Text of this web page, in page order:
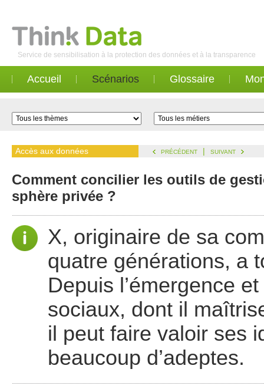
Service de sensibilisation à la protection des données et à la transparence
Accueil Scénarios Glossaire
Accès aux données PRÉCÉDENT | SUIVANT
Comment concilier les outils de
sphère privée ?
X, originaire de sa
quatre générations, a
Depuis l’émergence
sociaux, dont il
il peut faire valoir ses
beaucoup d’adeptes.